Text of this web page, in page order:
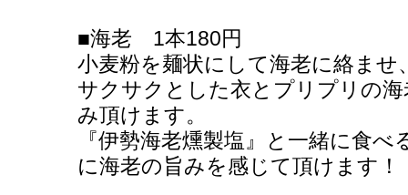
■海老 1本180円
小麦粉を麺状にして海老に絡ませ
サクサクとした衣とプリプリの
み頂けます。
『伊勢海老燻製塩』と一緒に食
に海老の旨みを感じて頂けます！